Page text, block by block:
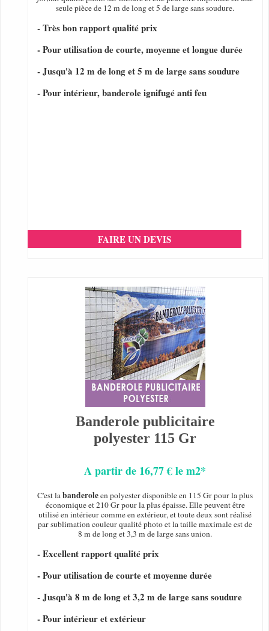
seule pièce de 12 m de long et 5 de large sans soudure.
- Très bon rapport qualité prix
- Pour utilisation de courte, moyenne et longue durée
- Jusqu'à 12 m de long et 5 m de large sans soudure
- Pour intérieur, banderole ignifugé anti feu
FAIRE UN DEVIS
Banderole publicitaire
polyester 115 Gr
A partir de 16,77 € le m2*
C'est labanderoleen polyester disponible en 115 Gr pour la plus
économique et 210 Gr pour la plus épaisse. Elle peuvent être
utilisé en intérieur comme en extérieur, et toute deux sont réalisé
par sublimation couleur qualité photo et la taille maximale est de
8 m de long et 3,3 m de large sans union.
- Excellent rapport qualité prix
- Pour utilisation de courte et moyenne durée
- Jusqu'à 8 m de long et 3,2 m de large sans soudure
- Pour intérieur et extérieur